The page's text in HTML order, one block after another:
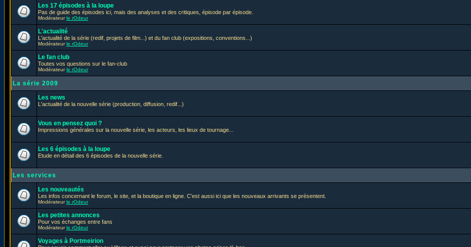
Les 17 épisodes à la loupe
Pas de guide des épisodes ici, mais des analyses et des critiques, épisode par épisode.
Modérateurle rOdeur
L'actualité
L'actualité de la série (redif, projets de film...) et du fan club (expositions, conventions...)
Modérateurle rOdeur
Le fan club
Toutes vos questions sur le fan-club
Modérateurle rOdeur
La série 2009
Les news
L'actualité de la nouvelle série (production, diffusion, redif...)
Vous en pensez quoi ?
Impressions générales sur la nouvelle série, les acteurs, les lieux de tournage...
Les 6 épisodes à la loupe
Etude en détail des 6 épisodes de la nouvelle série.
Les services
Les nouveautés
Les infos concernant le forum, le site, et la boutique en ligne. C'est aussi ici que les nouveaux arrivants se présentent.
Modérateurle rOdeur
Les petites annonces
Pour vos échanges entre fans
Modérateurle rOdeur
Voyages à Portmeirion